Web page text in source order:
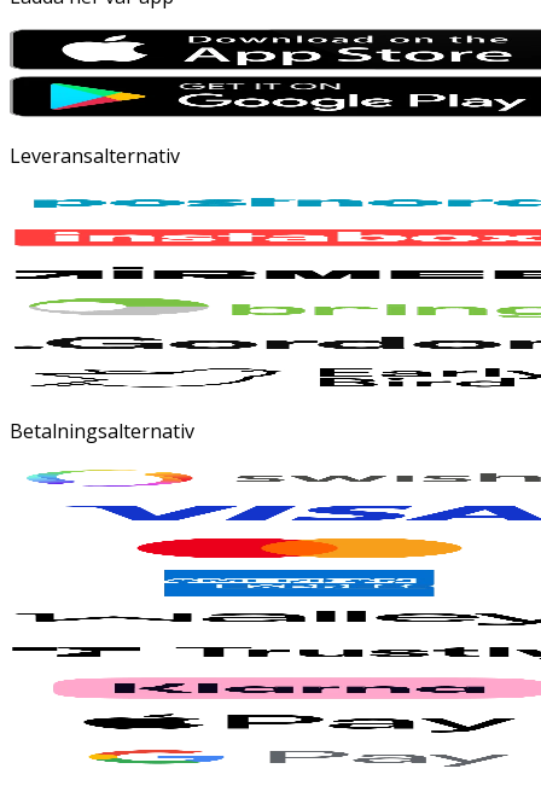
Leveransalternativ
Betalningsalternativ